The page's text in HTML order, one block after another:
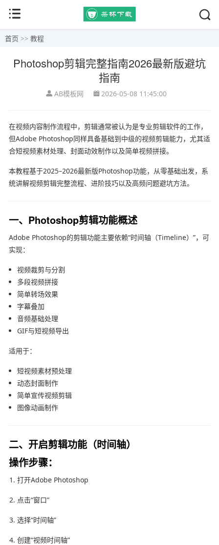
首页 >> 教程
Photoshop剪辑完整指南2026最新版避坑
指南
AB模板网 2026-05-08 11:45:00
在视频内容制作流程中，剪辑通常被认为是专业剪辑软件的工作，
但Adobe Photoshop同样具备基础到中级的视频剪辑能力，尤其适
合短视频素材处理、封面动效制作以及简单视频拼接。
本教程基于2025–2026最新版Photoshop功能，从零基础出发，系
统讲解视频剪辑完整流程、进阶技巧以及高频问题避坑方法。
一、Photoshop剪辑功能概述
Adobe Photoshop的剪辑功能主要依赖“时间轴（Timeline）”，可
实现：
视频裁剪与分割
多段视频拼接
简单转场效果
字幕叠加
音频基础处理
GIF与短视频导出
适用于：
短视频素材预处理
动态封面制作
简单宣传视频剪辑
图像动画制作
二、开启剪辑功能（时间轴）
操作步骤：
打开Adobe Photoshop
点击“窗口”
选择“时间轴”
创建“视频时间轴”